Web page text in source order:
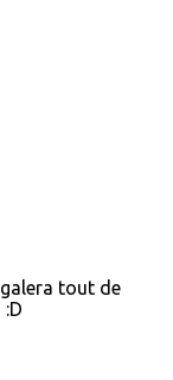
tout de